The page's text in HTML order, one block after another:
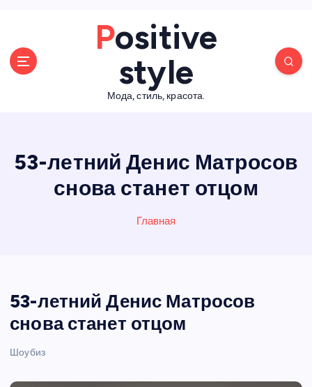
Positive
style
Мода, стиль, красота.
53-летний Денис Матросов
снова станет отцом
Главная
53-летний Денис Матросов
снова станет отцом
Шоубиз